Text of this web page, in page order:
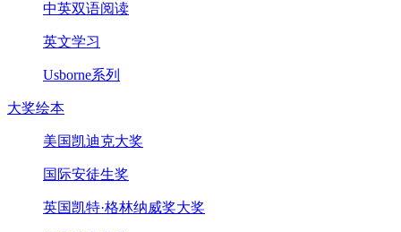
中英双语阅读
英文学习
Usborne系列
大奖绘本
美国凯迪克大奖
国际安徒生奖
英国凯特·格林纳威奖大奖